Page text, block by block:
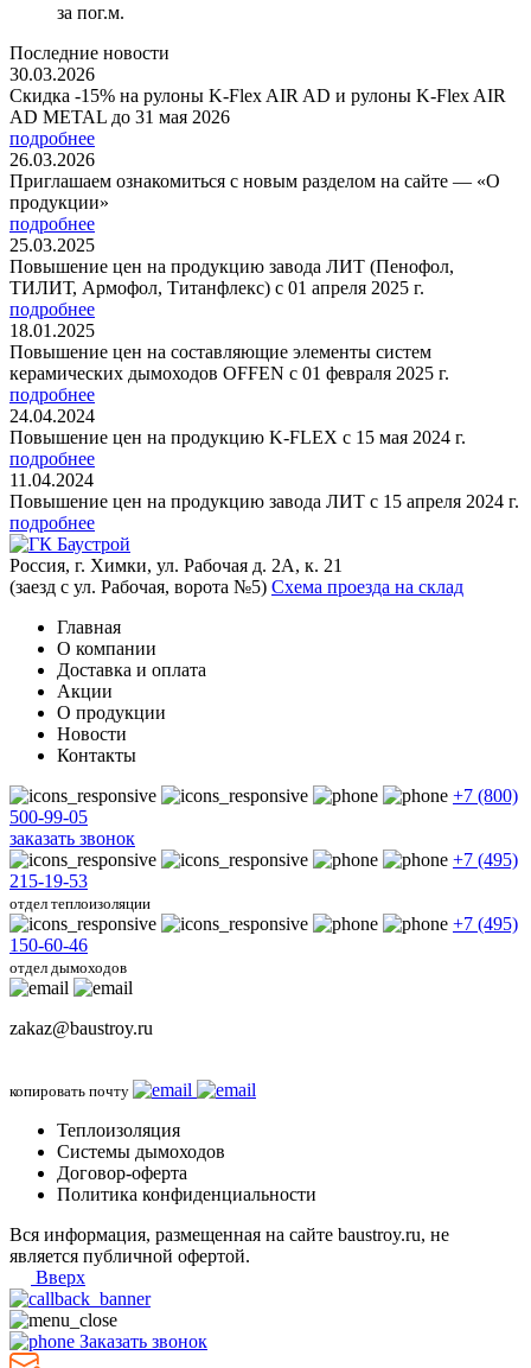
за пог.м.
Последние новости
30.03.2026
Скидка -15% на рулоны K-Flex AIR AD и рулоны K-Flex AIR
AD METAL до 31 мая 2026
подробнее
26.03.2026
Приглашаем ознакомиться с новым разделом на сайте — «О
продукции»
подробнее
25.03.2025
Повышение цен на продукцию завода ЛИТ (Пенофол,
ТИЛИТ, Армофол, Титанфлекс) с 01 апреля 2025 г.
подробнее
18.01.2025
Повышение цен на составляющие элементы систем
керамических дымоходов OFFEN с 01 февраля 2025 г.
подробнее
24.04.2024
Повышение цен на продукцию K-FLEX с 15 мая 2024 г.
подробнее
11.04.2024
Повышение цен на продукцию завода ЛИТ с 15 апреля 2024 г.
подробнее
Россия, г. Химки, ул. Рабочая д. 2А, к. 21
(заезд с ул. Рабочая, ворота №5) Схема проезда на склад
Главная
О компании
Доставка и оплата
Акции
О продукции
Новости
Контакты
+7 (800)
500-99-05
заказать звонок
+7 (495)
215-19-53
отдел теплоизоляции
+7 (495)
150-60-46
отдел дымоходов
zakaz@baustroy.ru
копировать почту
Теплоизоляция
Системы дымоходов
Договор-оферта
Политика конфиденциальности
Вся информация, размещенная на сайте baustroy.ru, не
является публичной офертой.
Вверх
Заказать звонок